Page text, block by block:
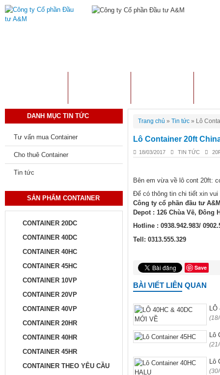
DANH MỤC TIN TỨC
Tư vấn mua Container
Cho thuê Container
Tin tức
SẢN PHẨM CONTAINER
CONTAINER 20DC
CONTAINER 40DC
CONTAINER 40HC
CONTAINER 45HC
CONTAINER 10VP
CONTAINER 20VP
CONTAINER 40VP
CONTAINER 20HR
CONTAINER 40HR
CONTAINER 45HR
CONTAINER THEO YÊU CẦU
Trang chủ » Tin tức » Lô
Lô Container 20ft
18/03/2017 TIN TỨC
Bên em vừa về lô cont 20ft:
Để có thông tin chi tiết xin
Công ty cổ phần đầu tư
Depot : 126 Chùa Vẽ, Đông
Hotline : 0938.942.983/
Tell: 0313.555.329
Save
BÀI VIẾT LIÊN QUAN
LÔ
Lô
Lô